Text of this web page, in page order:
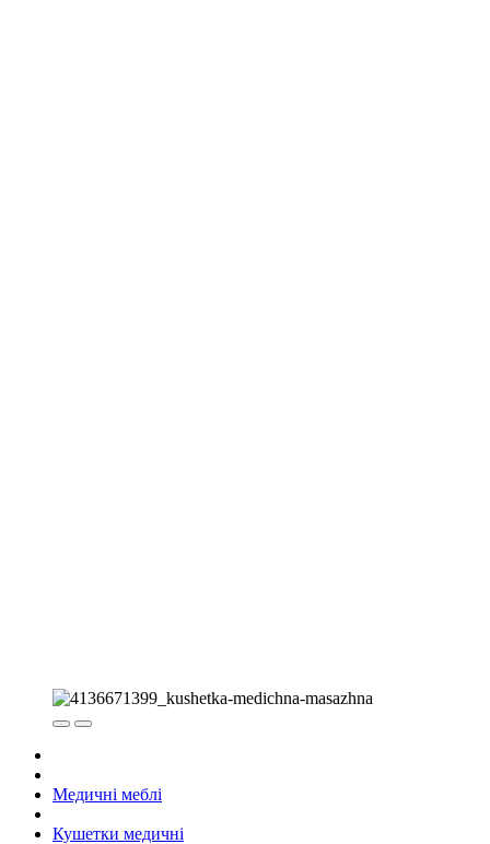
Медичні меблі
Кушетки медичні